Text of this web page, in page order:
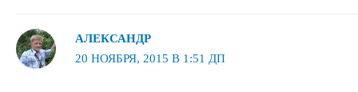
АЛЕКСАНДР
20 НОЯБРЯ, 2015 В 1:51 ДП